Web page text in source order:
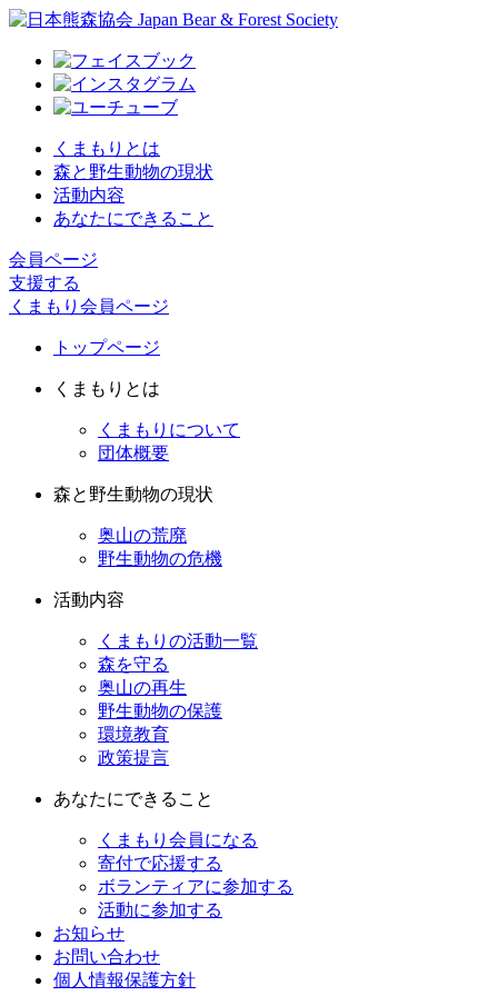
くまもりとは
森と野生動物の現状
活動内容
あなたにできること
会員ページ
支援する
くまもり会員ページ
トップページ
くまもりとは
くまもりについて
団体概要
森と野生動物の現状
奥山の荒廃
野生動物の危機
活動内容
くまもりの活動一覧
森を守る
奥山の再生
野生動物の保護
環境教育
政策提言
あなたにできること
くまもり会員になる
寄付で応援する
ボランティアに参加する
活動に参加する
お知らせ
お問い合わせ
個人情報保護方針